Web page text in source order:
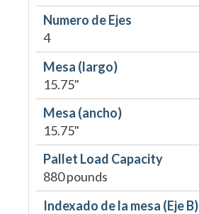
Numero de Ejes
4
Mesa (largo)
15.75"
Mesa (ancho)
15.75"
Pallet Load Capacity
880 pounds
Indexado de la mesa (Eje B)